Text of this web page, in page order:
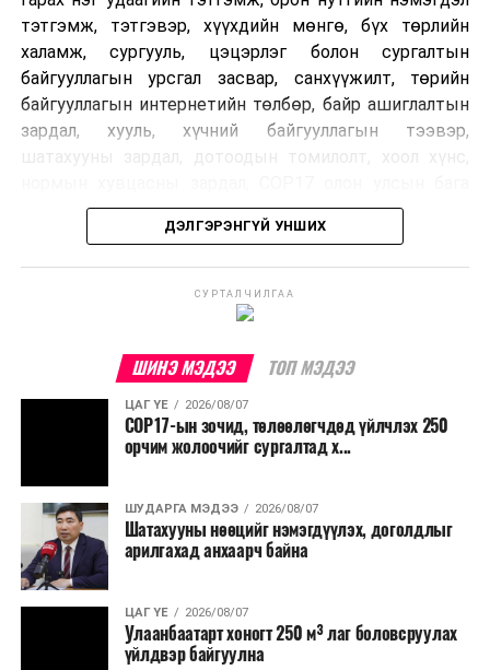
тэтгэмж, тэтгэвэр, хүүхдийн мөнгө, бүх төрлийн
халамж, сургууль, цэцэрлэг болон сургалтын
байгууллагын урсгал засвар, санхүүжилт, төрийн
байгууллагын интернетийн төлбөр, байр ашиглалтын
зардал, хууль, хүчний байгууллагын тээвэр,
хурлын зардал, Засгийн газрын өр, орон нутгийн нөөц
хөрөнгийн санхүүжилтийг хэвийн үргэлжлүүлэхээр
шийдвэрлэжээ.
Харин дараах зардлыг хязгаарлахаар болсон байна.
Олон улсын болон Засгийн газрын
шийдвэртэйгээс бусад хурал, зөвлөгөөн, ой,
тэмдэглэлт өдөр, найр наадам, соёлын арга
Урьдчилан төлөвлөсөн төрийн өндөр албан
тушаалтны томилолтоос бусад гадаад
томилолт, гадаадын зочин хүлээн авах зардал;
Зайлшгүй шаардлагагүй тоног төхөөрөмж,
тавилга, автомашин худалдан авах;
Батлан хамгаалах, хууль зүйн салбараас бусад
ДЭЛГЭРЭНГҮЙ УНШИХ
СУРТАЛЧИЛГАА
ШИНЭ МЭДЭЭ ТОП МЭДЭЭ
ЦАГ ҮЕ 2026/08/07
COP17-ын зочид, төлөөлөгчдөд үйлчлэх 250
орчим жолоочийг сургалтад х...
ШУДАРГА МЭДЭЭ 2026/08/07
Шатахууны нөөцийг нэмэгдүүлэх, доголдлыг
арилгахад анхаарч байна
ЦАГ ҮЕ 2026/08/07
Улаанбаатарт хоногт 250 м³ лаг боловсруулах
үйлдвэр байгуулна